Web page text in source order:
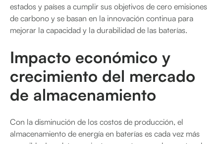
estados y países a cumplir sus objetivos de cero emisiones
de carbono y se basan en la innovación continua para
mejorar la capacidad y la durabilidad de las baterías.
Impacto económico y
crecimiento del mercado
de almacenamiento
Con la disminución de los costos de producción, el
almacenamiento de energía en baterías es cada vez más